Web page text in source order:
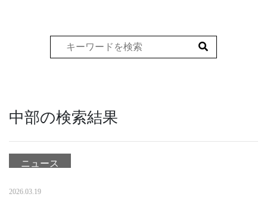
中部の検索結果
ニュース
2026.03.19